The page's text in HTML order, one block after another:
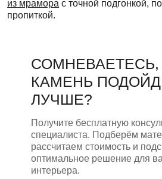
из мрамора с точной подгонкой,
пропиткой.
СОМНЕВАЕТЕСЬ,
КАМЕНЬ
ЛУЧШЕ?
Получите бесплатную
специалиста. Подберём
рассчитаем стоимость и
оптимальное решение для
интерьера.